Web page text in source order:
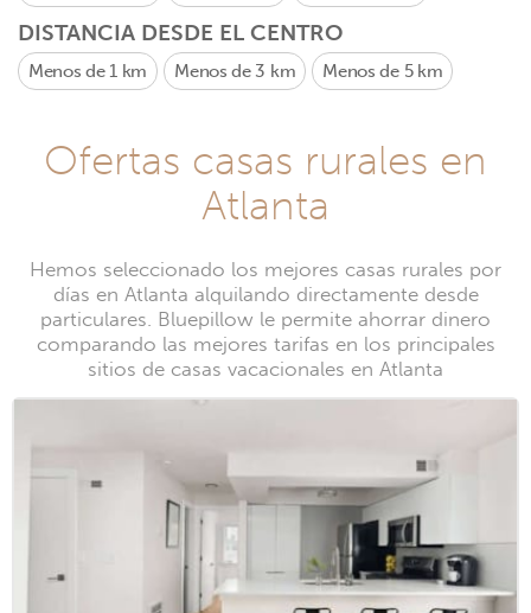
DISTANCIA DESDE EL CENTRO
Menos de 1 km Menos de 3 km Menos de 5 km
Ofertas casas rurales en
Atlanta
Hemos seleccionado los mejores casas rurales por
días en Atlanta alquilando directamente desde
particulares. Bluepillow le permite ahorrar dinero
comparando las mejores tarifas en los principales
sitios de casas vacacionales en Atlanta